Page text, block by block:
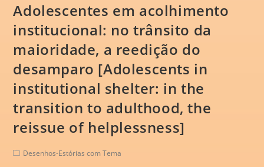
Adolescentes em acolhimento
institucional: no trânsito da
maioridade, a reedição do
desamparo [Adolescents in
institutional shelter: in the
transition to adulthood, the
reissue of helplessness]
Desenhos-Estórias com Tema